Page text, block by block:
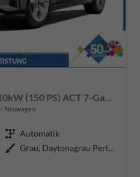
Neuwagen
Getriebe Automatik
Außenfarbe
Grau, Daytonagrau Perleffekt (6Y